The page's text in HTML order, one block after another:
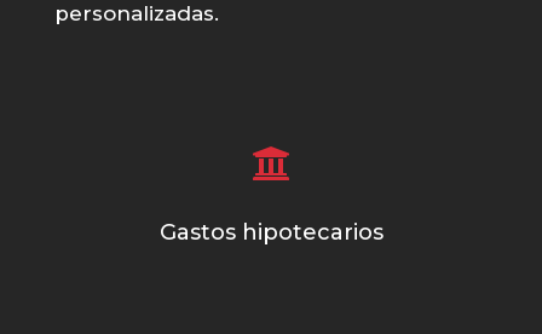
personalizadas.

Gastos hipotecarios